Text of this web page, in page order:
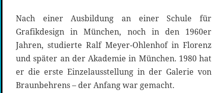
Nach einer Ausbildung an einer Schule für
Grafikdesign in München, noch in den 1960er
Jahren, studierte Ralf Meyer-Ohlenhof in Florenz
und später an der Akademie in München. 1980 hat
er die erste Einzelausstellung in der Galerie von
Braunbehrens – der Anfang war gemacht.